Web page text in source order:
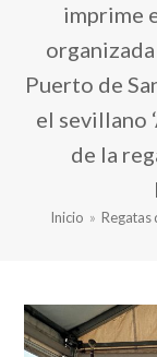
imprime
Puerto de
el sevillano
de la
Inicio » Regatas